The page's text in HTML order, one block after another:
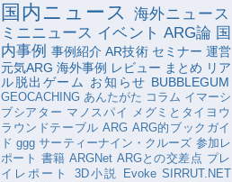
国内ニュース
海外ニュース
ミニニュース イベント ARG論 国
内事例 事例紹介 AR技術 セミナー 運営
元気ARG 海外事例 レビュー まとめ リア
ル脱出ゲーム
お知らせ BUBBLEGUM
GEOCACHING あんたがた コラム イマーシ
ブシアター マノスパイ
メグミとタイヨウ
ラウンドテーブル ARG ARG的ブックガイ
ド ggg サーティーナイン・クルーズ 参加レ
ポート 書籍 ARGNet ARGとの交差点 プレ
イレポート
3D小説 Evoke SIRRUT.NET